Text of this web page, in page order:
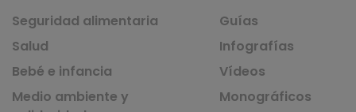
Seguridad alimentaria
Salud
Bebé e infancia
Medio ambiente y
Guías
Infografías
Vídeos
Monográficos